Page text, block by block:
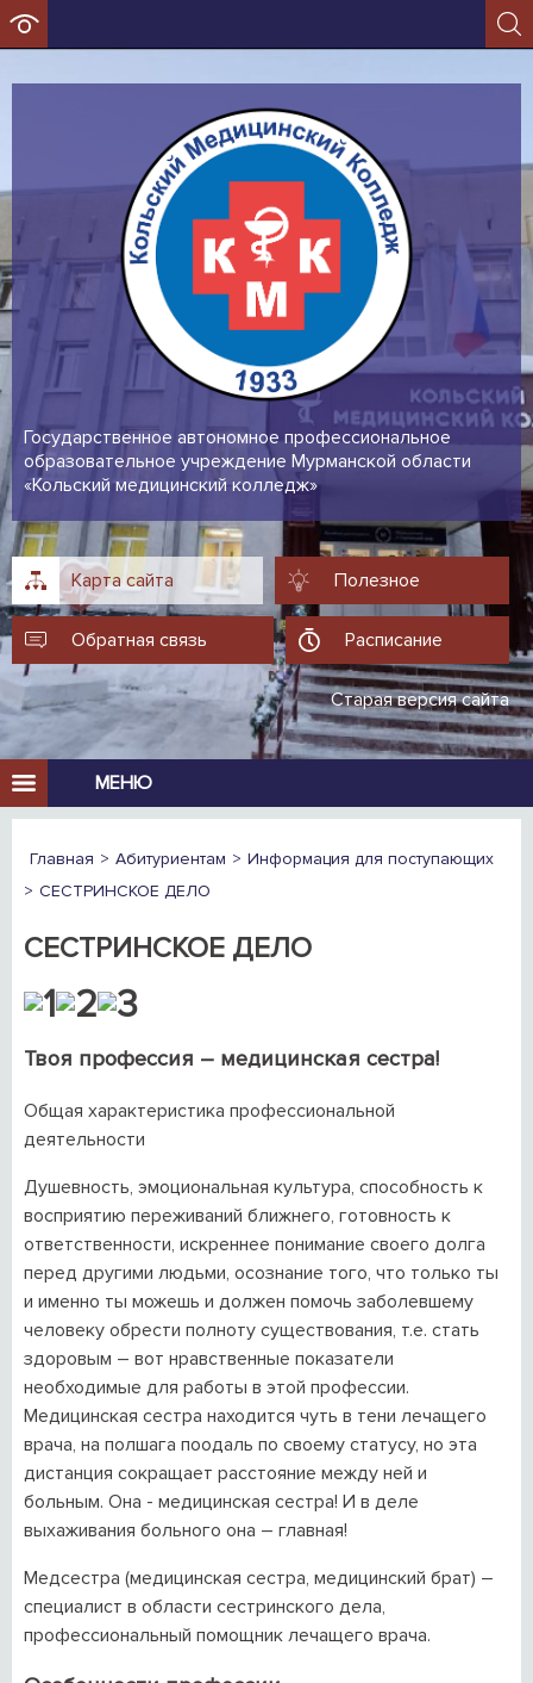
Государственное автономное профессиональное
образовательное учреждение Мурманской области
«Кольский медицинский колледж»
Карта сайта Полезное
Обратная связь Расписание
Старая версия сайта
МЕНЮ
Главная Абитуриентам
Информация для поступающих
СЕСТРИНСКОЕ ДЕЛО
СЕСТРИНСКОЕ ДЕЛО
Твоя профессия – медицинская сестра!
Общая характеристика профессиональной
деятельности
Душевность, эмоциональная культура, способность к
восприятию переживаний ближнего, готовность к
ответственности, искреннее понимание своего долга
перед другими людьми, осознание того, что только ты
и именно ты можешь и должен помочь заболевшему
человеку обрести полноту существования, т.е. стать
здоровым – вот нравственные показатели
необходимые для работы в этой профессии.
Медицинская сестра находится чуть в тени лечащего
врача, на полшага поодаль по своему статусу, но эта
дистанция сокращает расстояние между ней и
больным. Она - медицинская сестра! И в деле
выхаживания больного она – главная!
Медсестра (медицинская сестра, медицинский брат) –
специалист в области сестринского дела,
профессиональный помощник лечащего врача.